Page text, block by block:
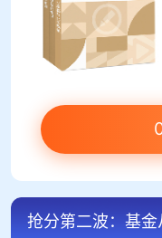
抢分第二波：基